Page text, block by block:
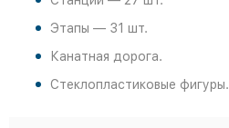
Этапы — 31 шт.
Канатная дорога.
Стеклопластиковые фигуры.